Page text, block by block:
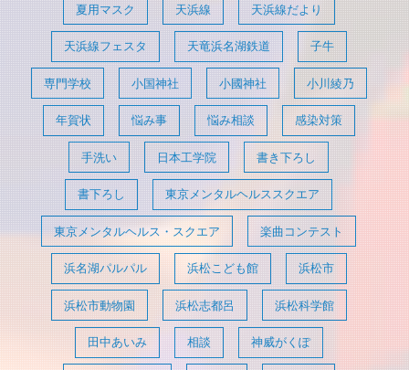
夏用マスク 天浜線 天浜線だより
天浜線フェスタ 天竜浜名湖鉄道 子牛
専門学校 小国神社 小國神社 小川綾乃
年賀状 悩み事 悩み相談 感染対策
手洗い 日本工学院 書き下ろし
書下ろし 東京メンタルヘルススクエア
東京メンタルヘルス・スクエア 楽曲コンテスト
浜名湖パルパル 浜松こども館 浜松市
浜松市動物園 浜松志都呂 浜松科学館
田中あいみ 相談 神威がくぽ